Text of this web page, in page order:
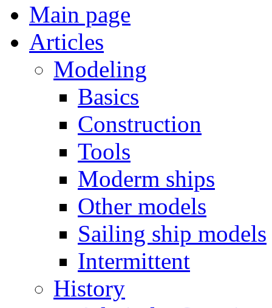
Main page
Articles
Modeling
Basics
Construction
Tools
Moderm ships
Other models
Sailing ship models
Intermittent
History